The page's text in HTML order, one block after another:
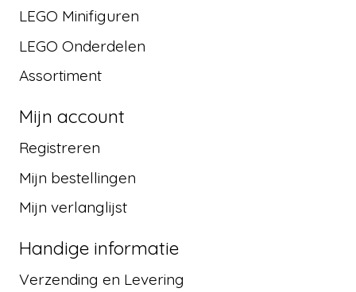
LEGO Minifiguren
LEGO Onderdelen
Assortiment
Mijn account
Registreren
Mijn bestellingen
Mijn verlanglijst
Handige informatie
Verzending en Levering